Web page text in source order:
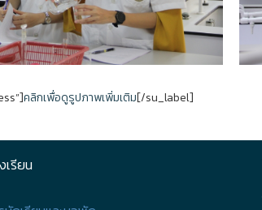
คลิกเพื่อดูรูปภาพเพิ่มเติม[/su_label]
เรียน